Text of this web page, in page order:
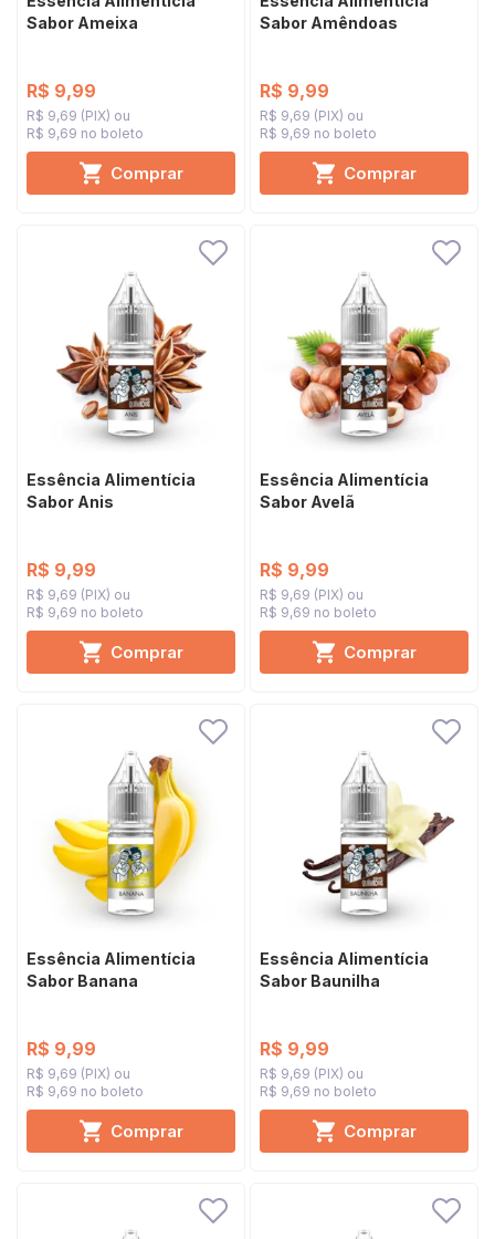
Sabor Ameixa
R$ 9,99
R$ 9,69 (PIX)
R$ 9,69 no boleto
Comprar
Sabor Amêndoas
R$ 9,99
R$ 9,69 (PIX)
R$ 9,69 no boleto
Comprar
Essência Alimentícia
Sabor Anis
R$ 9,99
R$ 9,69 (PIX)
R$ 9,69 no boleto
Comprar
Essência Alimentícia
Sabor Avelã
R$ 9,99
R$ 9,69 (PIX)
R$ 9,69 no boleto
Comprar
Essência Alimentícia
Sabor Banana
R$ 9,99
R$ 9,69 (PIX)
R$ 9,69 no boleto
Comprar
Essência Alimentícia
Sabor Baunilha
R$ 9,99
R$ 9,69 (PIX)
R$ 9,69 no boleto
Comprar